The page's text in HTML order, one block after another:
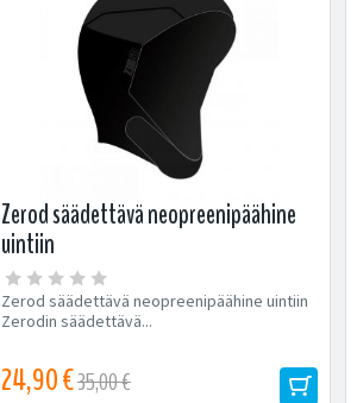
Zerod säädettävä neopreenipäähine
uintiin
Zerod säädettävä neopreenipäähine uintiin
Zerodin säädettävä...
24,90 €35,00 €